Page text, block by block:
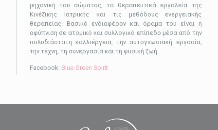
μηχανική του σώματος, τα θεραπευτικά εργαλεία της
Κινέζικης Ιατρικής και τις μεθόδους ενεργειακής
θεραπείας. Βασικό ενδιαφέρον και όραμα του είναι η
αφύπνιση σε ατομικό και συλλογικό επίπεδο μέσα από την
πολυδιάστατη καλλιέργεια, την αυτογνωσιακή εργασία,
την τέχνη, τη συνεργασία και τη φυσική ζωή.
Facebook: Blue-Green Spirit